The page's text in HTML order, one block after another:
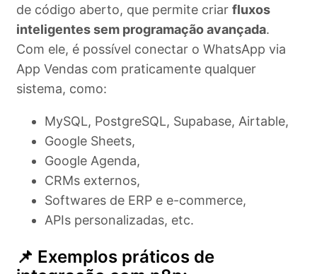
de código aberto, que permite criar fluxos
inteligentes sem programação avançada.
Com ele, é possível conectar o WhatsApp via
App Vendas com praticamente qualquer
sistema, como:
MySQL, PostgreSQL, Supabase, Airtable,
Google Sheets,
Google Agenda,
CRMs externos,
Softwares de ERP e e-commerce,
APIs personalizadas, etc.
📌 Exemplos práticos de